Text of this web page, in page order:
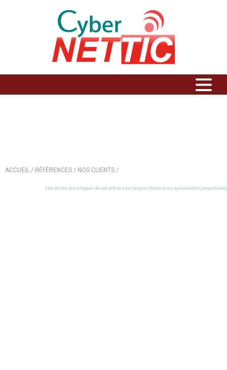
ACCUEIL / RÉFÉRENCES / NOS CLIENTS /
Les droits des images de cet article sont acquis (licence ou autorisation propriétaire)